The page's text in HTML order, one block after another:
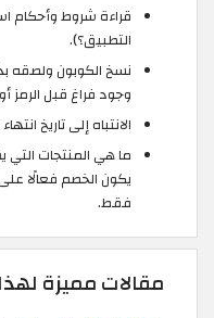
قراءة شروط وأحكام
التطبيق؟).
نسخ الكوبون ولصقه
وجود فراغ قبل الرمز
الانتباه إلى تاريخ
ما هي المنتجات
يكون الخصم فعالًا
فقط.
مقالات مميزة